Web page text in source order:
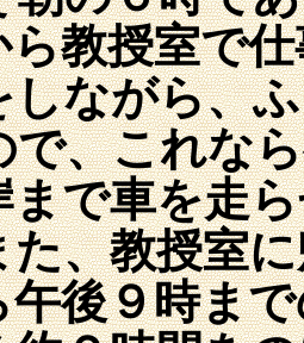
ら教授室で
しながら、
で、これな
で車を走
た、教授室
後９時ま